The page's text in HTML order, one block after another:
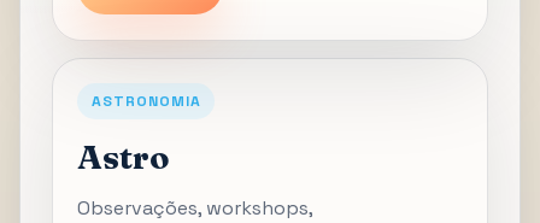
ASTRONOMIA
Astro
Observações, workshops,